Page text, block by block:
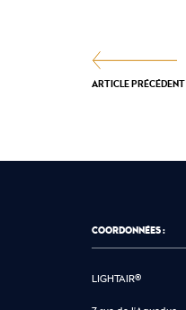
ARTICLE PRÉCÉDENT
COORDONNÉES :
LIGHTAIR®